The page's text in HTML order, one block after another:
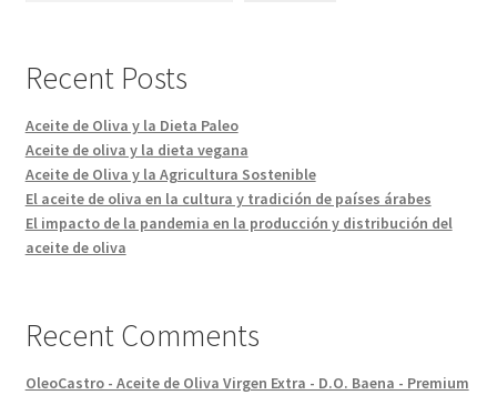
Recent Posts
Aceite de Oliva y la Dieta Paleo
Aceite de oliva y la dieta vegana
Aceite de Oliva y la Agricultura Sostenible
El aceite de oliva en la cultura y tradición de países árabes
El impacto de la pandemia en la producción y distribución del
aceite de oliva
Recent Comments
OleoCastro - Aceite de Oliva Virgen Extra - D.O. Baena - Premium